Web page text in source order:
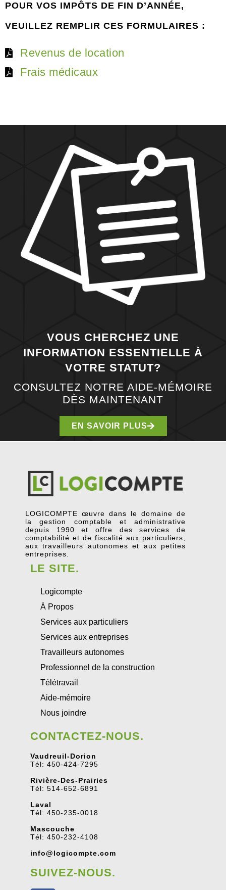
POUR VOS IMPÔTS DE FIN D’ANNÉE,
VEUILLEZ REMPLIR CES FORMULAIRES :
Revenus de location
Frais médicaux
VOUS CHERCHEZ UNE
INFORMATION ESSENTIELLE À
VOTRE STATUT?
CONSULTEZ NOTRE AIDE-MÉMOIRE
DÈS MAINTENANT
EN SAVOIR PLUS
LOGICOMPTE œuvre dans le domaine de
la gestion comptable et administrative
depuis 1990 et offre des services de
comptabilité et de fiscalité aux particuliers,
aux travailleurs autonomes et aux petites
entreprises.
LE SITE.
Logicompte
À Propos
Services aux particuliers
Services aux entreprises
Travailleurs autonomes
Professionnel de la construction
Télétravail
Aide-mémoire
Nous joindre
CONTACTEZ-NOUS.
Vaudreuil-Dorion
Tél: 450-424-7295
Rivière-Des-Prairies
Tél: 514-652-6891
Laval
Tél: 450-235-0018
Mascouche
Tél: 450-232-4108
info@logicompte.com
SUIVEZ-NOUS.